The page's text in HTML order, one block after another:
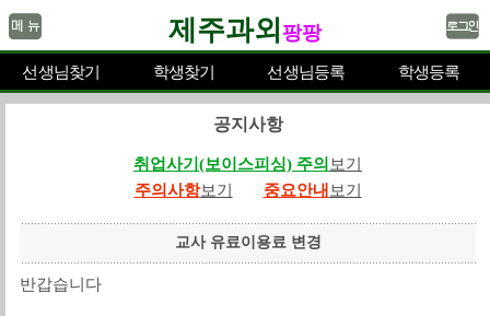
제주과외 팡팡
선생님찾기 학생찾기 선생님등록 학생등록
공지사항
취업사기(보이스피싱) 주의 보기
주의사항보기 중요안내 보기
교사 유료이용료 변경
반갑습니다